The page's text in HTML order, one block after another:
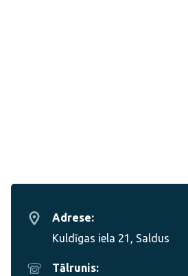
Adrese:
Kuldīgas iela 21, Saldus
Tālrunis: